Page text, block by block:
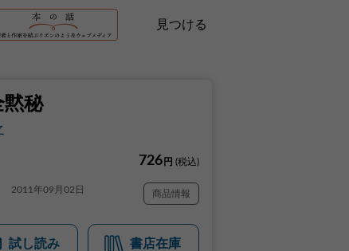
見つける
黙秘
726 円 (税込)
2011年09月02日 商品情報
試し読み 書店在庫